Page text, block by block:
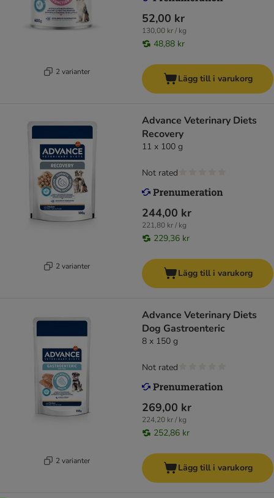
2 varianter
52,00 kr
130,00 kr / kg
48,88 kr
Lägg till i varukorg
2 varianter
Advance Veterinary Diets
Recovery
11 x 100 g
244,00 kr
221,80 kr / kg
229,36 kr
Not rated
Lägg till i varukorg
2 varianter
Advance Veterinary Diets
Dog Gastroenteric
8 x 150 g
269,00 kr
224,20 kr / kg
252,86 kr
Not rated
Lägg till i varukorg